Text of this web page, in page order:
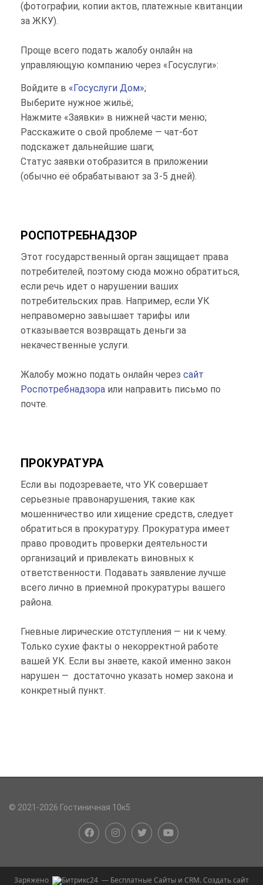
(фотографии, копии актов, платежные квитанции
за ЖКУ).
Проще всего подать жалобу онлайн на
управляющую компанию через «Госуслуги»:
Войдите в «Госуслуги Дом»;
Выберите нужное жильё;
Нажмите «Заявки» в нижней части меню;
Расскажите о свой проблеме — чат-бот
подскажет дальнейшие шаги;
Статус заявки отобразится в приложении
(обычно её обрабатывают за 3-5 дней).
РОСПОТРЕБНАДЗОР
Этот государственный орган защищает права
потребителей, поэтому сюда можно обратиться,
если речь идет о нарушении ваших
потребительских прав. Например, если УК
неправомерно завышает тарифы или
отказывается возвращать деньги за
некачественные услуги.
Жалобу можно подать онлайн через сайт
Роспотребнадзораили направить письмо по
почте.
ПРОКУРАТУРА
Если вы подозреваете, что УК совершает
серьезные правонарушения, такие как
мошенничество или хищение средств, следует
обратиться в прокуратуру. Прокуратура имеет
право проводить проверки деятельности
организаций и привлекать виновных к
ответственности. Подавать заявление лучше
всего лично в приемной прокуратуры вашего
района.
Гневные лирические отступления — ни к чему.
Только сухие факты о некорректной работе
вашей УК. Если вы знаете, какой именно закон
нарушен — достаточно указать номер закона и
конкретный пункт.
© 2021-2026 Гостиничная 10к5
Заряжено — Бесплатные Сайты и CRM.Создать сайт